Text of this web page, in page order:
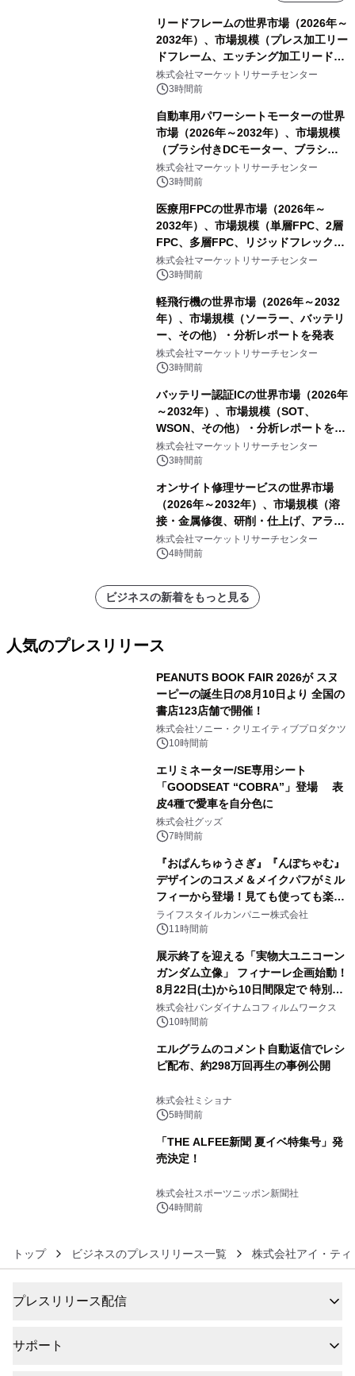
リードフレームの世界市場（2026年～
2032年）、市場規模（プレス加工リー
ドフレーム、エッチング加工リードフ
レーム）・分析レポートを発表
株式会社マーケットリサーチセンター
3時間前
自動車用パワーシートモーターの世界
市場（2026年～2032年）、市場規模
（ブラシ付きDCモーター、ブラシレ
スDCモーター）・分析レポートを発
表
株式会社マーケットリサーチセンター
3時間前
医療用FPCの世界市場（2026年～
2032年）、市場規模（単層FPC、2層
FPC、多層FPC、リジッドフレックス
PCB）・分析レポートを発表
株式会社マーケットリサーチセンター
3時間前
軽飛行機の世界市場（2026年～2032
年）、市場規模（ソーラー、バッテリ
ー、その他）・分析レポートを発表
株式会社マーケットリサーチセンター
3時間前
バッテリー認証ICの世界市場（2026年
～2032年）、市場規模（SOT、
WSON、その他）・分析レポートを発
表
株式会社マーケットリサーチセンター
3時間前
オンサイト修理サービスの世界市場
（2026年～2032年）、市場規模（溶
接・金属修復、研削・仕上げ、アライ
メント、その他）・分析レポートを発
表
株式会社マーケットリサーチセンター
4時間前
ビジネスの新着をもっと見る
人気のプレスリリース
PEANUTS BOOK FAIR 2026が スヌ
ーピーの誕生日の8月10日より 全国の
書店123店舗で開催！
株式会社ソニー・クリエイティブプロダクツ
10時間前
エリミネーター/SE専用シート
「GOODSEAT “COBRA”」登場 表
皮4種で愛車を自分色に
株式会社グッズ
7時間前
『おぱんちゅうさぎ』『んぽちゃむ』
デザインのコスメ＆メイクパフがミル
フィーから登場！見ても使っても楽し
い、ポップでキュートなコレクショ
ン。
ライフスタイルカンパニー株式会社
11時間前
展示終了を迎える「実物大ユニコーン
ガンダム立像」 フィナーレ企画始動！
8月22日(土)から10日間限定で 特別映
像『UNICORN GUNDAM Statue ―
BEYOND POSSIBILITY ―』を上映！
株式会社バンダイナムコフィルムワークス
10時間前
エルグラムのコメント自動返信でレシ
ピ配布、約298万回再生の事例公開
株式会社ミショナ
5時間前
「THE ALFEE新聞 夏イベ特集号」発
売決定！
株式会社スポーツニッポン新聞社
4時間前
トップ ビジネスのプレスリリース一覧 株式会社アイ・ティ
プレスリリース配信
サポート